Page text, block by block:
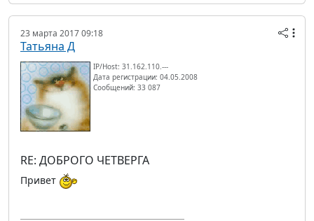
23 марта 2017 09:18
Татьяна Д
IP/Host: 31.162.110.---
Дата регистрации: 04.05.2008
Сообщений: 33 087
RE: ДОБРОГО ЧЕТВЕРГА
Привет